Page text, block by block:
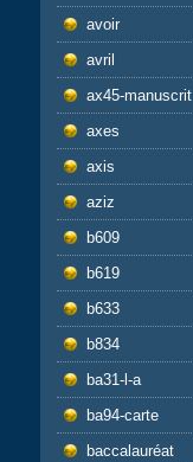
avoir
avril
ax45-manuscrit
axes
axis
aziz
b609
b619
b633
b834
ba31-l-a
ba94-carte
baccalauréat